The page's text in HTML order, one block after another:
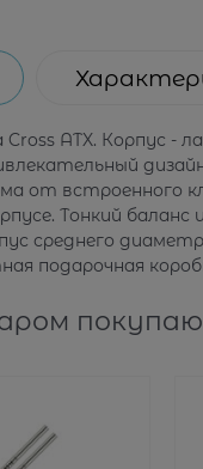
Cross ATX. Корпус
от встроенного
Тонкий
среднего
подарочная